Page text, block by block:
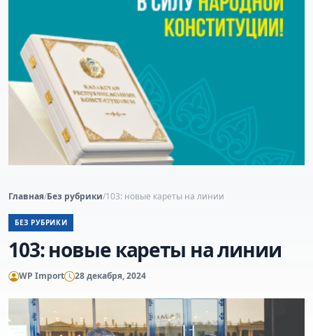
Главная/Без рубрики/103: новые кареты на линии
БЕЗ РУБРИКИ
103: новые кареты на линии
WP Import 28 декабря, 2024